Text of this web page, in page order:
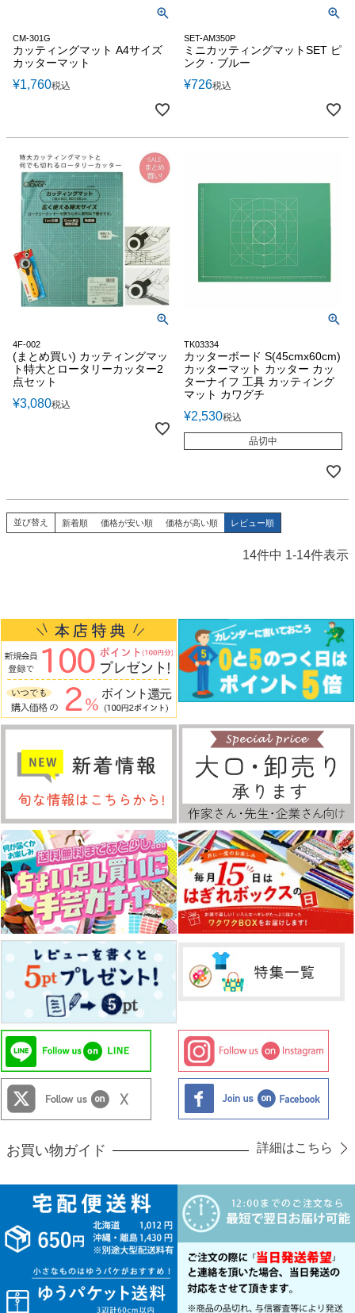
CM-301G
カッティングマット A4サイズ
カッターマット
¥1,760税込
SET-AM350P
ミニカッティングマットSET ピ
ンク・ブルー
¥726税込
4F-002
(まとめ買い) カッティングマッ
ト特大とロータリーカッター2
点セット
¥3,080税込
TK03334
カッターボード S(45cmx60cm)
カッターマット カッター カッ
ターナイフ 工具 カッティング
マット カワグチ
¥2,530税込
品切中
並び替え 新着順 価格が安い順 価格が高い順 レビュー順
14件中 1-14件表示
お買い物ガイド 詳細はこちら